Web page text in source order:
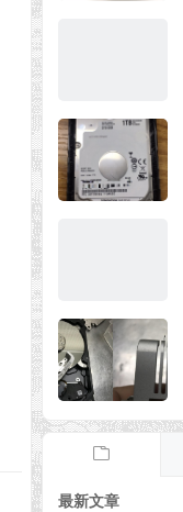
最新文章